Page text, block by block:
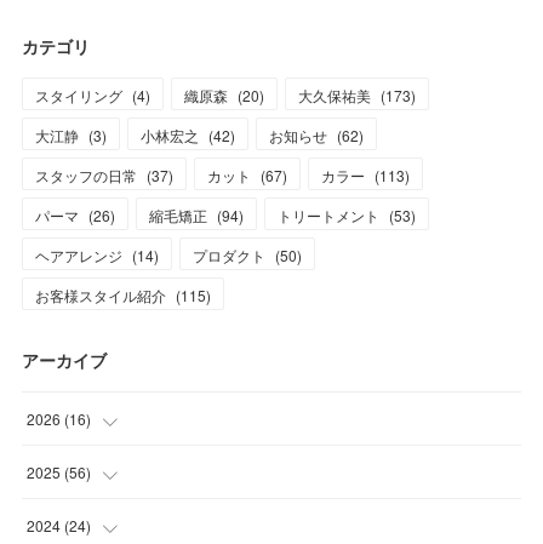
カテゴリ
スタイリング (4) 織原森 (20) 大久保祐美 (173)
大江静 (3) 小林宏之 (42) お知らせ (62)
スタッフの日常 (37) カット (67) カラー (113)
パーマ (26) 縮毛矯正 (94) トリートメント (53)
ヘアアレンジ (14) プロダクト (50)
お客様スタイル紹介 (115)
アーカイブ
2026 (16)
(1
(1
2025 (56)
(5
2024 (24)